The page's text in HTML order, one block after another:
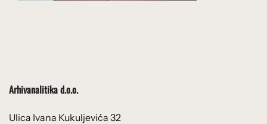
Arhivanalitika d.o.o.
Ulica Ivana Kukuljevića 32